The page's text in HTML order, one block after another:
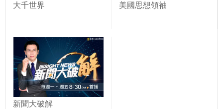
大千世界 美國思想領袖
新聞大破解